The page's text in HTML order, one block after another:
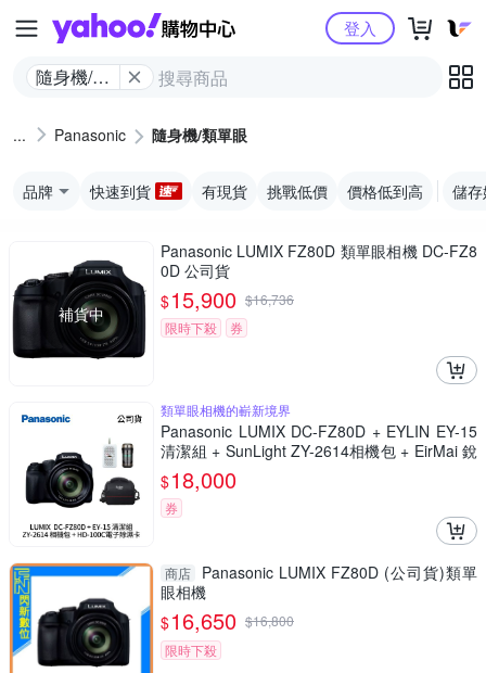
Yahoo購物中心
隨身機/類
登入
Panasonic 隨身機/類單眼
品牌 快速到貨 有現貨 挑戰低價 價格低到高 儲
補貨中
Panasonic LUMIX FZ80D 類單眼相機 DC-FZ8
0D 公司貨
$15,900 $16,736
限時下殺
券
類單眼相機的嶄新境界
Panasonic LUMIX DC-FZ80D + EYLIN EY-15
清潔組 + SunLight ZY-2614相機包 + EirMai 銳
瑪 HD-100C電子除濕卡 FZ80D (公司貨)
$18,000
券
商店
Panasonic LUMIX FZ80D (公司貨)類單
眼相機
$16,650 $16,800
限時下殺